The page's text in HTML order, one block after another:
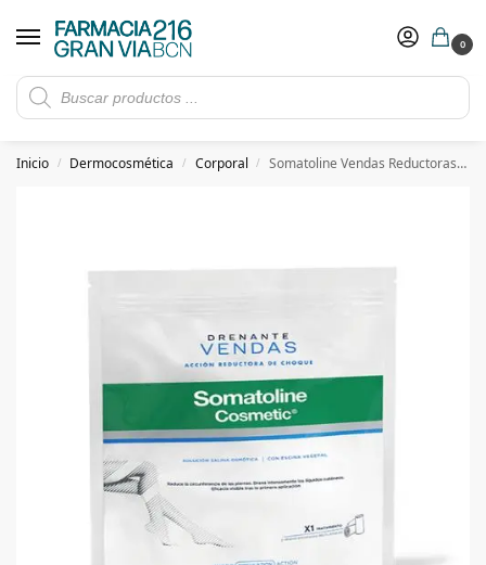
0
Rebajas de verano hasta -30%
​ 5€ de descuento con el cupón 5GRANVIA (compras superiores a 150€)
Inicio / Dermocosmética / Corporal / Somatoline Vendas Reductoras Drenantes kit Inicio